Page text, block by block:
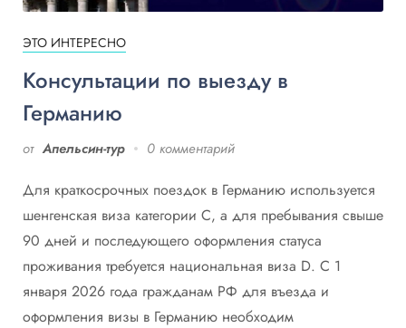
ЭТО ИНТЕРЕСНО
Консультации по выезду в
Германию
от Апельсин-тур 0 комментарий
Для краткосрочных поездок в Германию используется
шенгенская виза категории C, а для пребывания свыше
90 дней и последующего оформления статуса
проживания требуется национальная виза D. С 1
января 2026 года гражданам РФ для въезда и
оформления визы в Германию необходим